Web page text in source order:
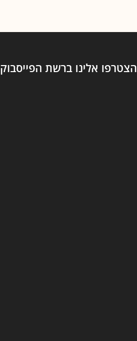
הצטרפו אלינו ברשת הפייסבוק